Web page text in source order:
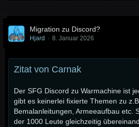
Migration zu Discord?
Hjard 8. Januar 2026
Zitat von Carnak
Der SFG Discord zu Warmachine ist
gibt es keinerlei fixierte Themen zu
Bemalanleitungen, Armeeaufbau etc.
der 1000 Leute gleichzeitig